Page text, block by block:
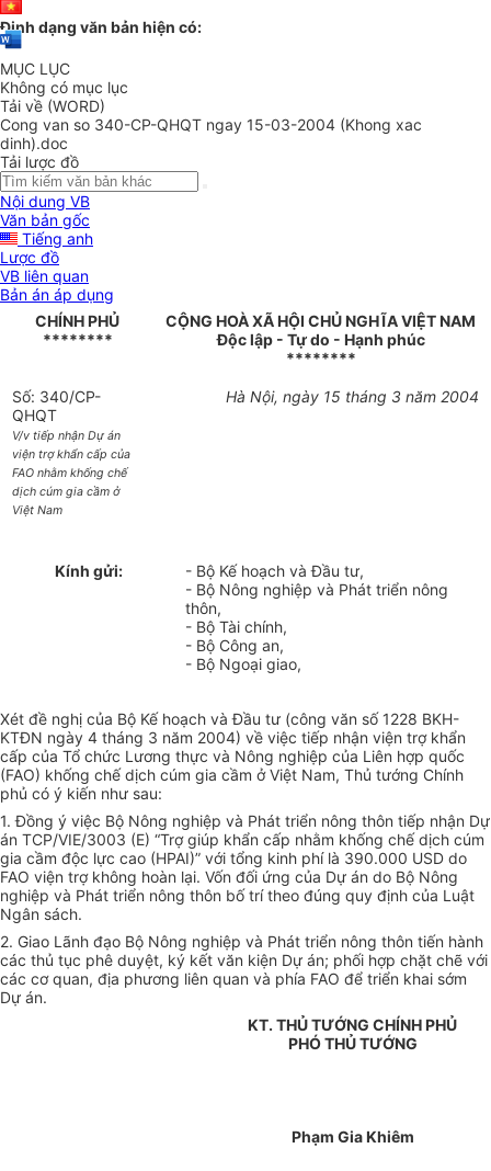
Định dạng văn bản hiện có:
MỤC LỤC
Không có mục lục
Tải về (WORD)
Cong van so 340-CP-QHQT ngay 15-03-2004 (Khong xac
dinh).doc
Tải lược đồ
Nội dung VB
Văn bản gốc
Tiếng anh
Lược đồ
VB liên quan
Bản án áp dụng
CHÍNH PHỦ
********
CỘNG HOÀ XÃ HỘI CHỦ NGHĨA VIỆT NAM
Độc lập - Tự do - Hạnh phúc
********
Số: 340/CP-
QHQT
V/v tiếp nhận Dự án
viện trợ khẩn cấp của
FAO nhằm khống chế
dịch cúm gia cầm ở
Việt Nam
Hà Nội, ngày 15 tháng 3 năm 2004
Kính gửi:
- Bộ Kế hoạch và Đầu tư,
- Bộ Nông nghiệp và Phát triển nông
thôn,
- Bộ Tài chính,
- Bộ Công an,
- Bộ Ngoại giao,
Xét đề nghị của Bộ Kế hoạch và Đầu tư (công văn số 1228 BKH-
KTĐN ngày 4 tháng 3 năm 2004) về việc tiếp nhận viện trợ khẩn
cấp của Tổ chức Lương thực và Nông nghiệp của Liên hợp quốc
(FAO) khống chế dịch cúm gia cầm ở Việt Nam, Thủ tướng Chính
phủ có ý kiến như sau:
1. Đồng ý việc Bộ Nông nghiệp và Phát triển nông thôn tiếp nhận Dự
án TCP/VIE/3003 (E) “Trợ giúp khẩn cấp nhằm khống chế dịch cúm
gia cầm độc lực cao (HPAI)” với tổng kinh phí là 390.000 USD do
FAO viện trợ không hoàn lại. Vốn đối ứng của Dự án do Bộ Nông
nghiệp và Phát triển nông thôn bố trí theo đúng quy định của Luật
Ngân sách.
2. Giao Lãnh đạo Bộ Nông nghiệp và Phát triển nông thôn tiến hành
các thủ tục phê duyệt, ký kết văn kiện Dự án; phối hợp chặt chẽ với
các cơ quan, địa phương liên quan và phía FAO để triển khai sớm
Dự án.
KT. THỦ TƯỚNG CHÍNH PHỦ
PHÓ THỦ TƯỚNG
Phạm Gia Khiêm